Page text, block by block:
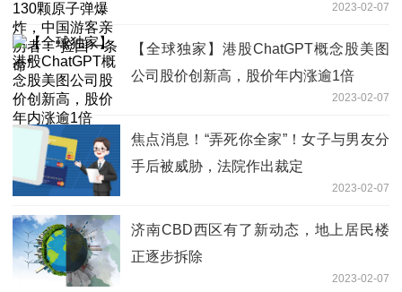
2023-02-07
【全球独家】港股ChatGPT概念股美图
公司股价创新高，股价年内涨逾1倍
2023-02-07
焦点消息！“弄死你全家”！女子与男友分
手后被威胁，法院作出裁定
2023-02-07
济南CBD西区有了新动态，地上居民楼
正逐步拆除
2023-02-07